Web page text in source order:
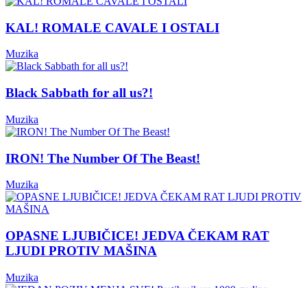
KAL! ROMALE CAVALE I OSTALI
Muzika
Black Sabbath for all us?!
Muzika
IRON! The Number Of The Beast!
Muzika
OPASNE LJUBIČICE! JEDVA ČEKAM RAT
LJUDI PROTIV MAŠINA
Muzika